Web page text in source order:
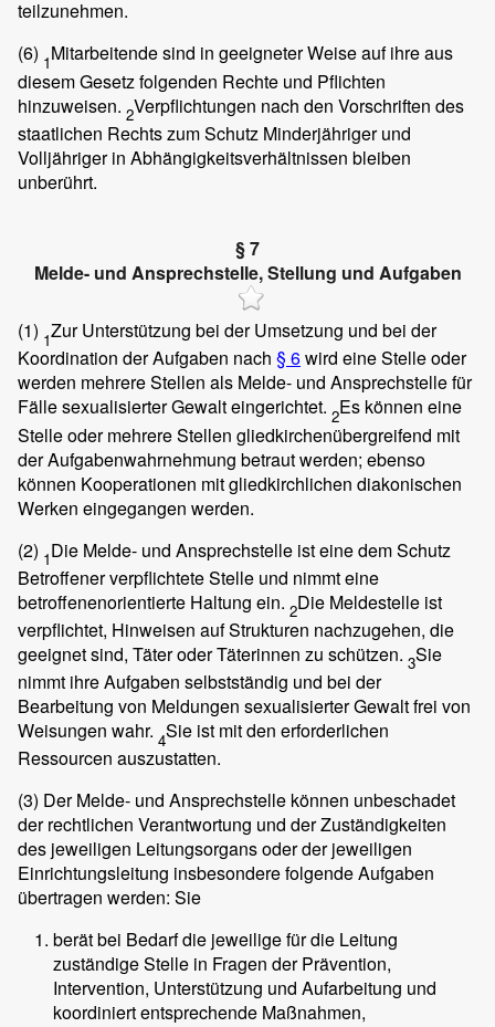
teilzunehmen.
(6) 1Mitarbeitende sind in geeigneter Weise auf ihre aus
diesem Gesetz folgenden Rechte und Pflichten
hinzuweisen. 2Verpflichtungen nach den Vorschriften des
staatlichen Rechts zum Schutz Minderjähriger und
Volljähriger in Abhängigkeitsverhältnissen bleiben
unberührt.
§ 7
Melde- und Ansprechstelle, Stellung und Aufgaben
(1) 1Zur Unterstützung bei der Umsetzung und bei der
Koordination der Aufgaben nach § 6wird eine Stelle oder
werden mehrere Stellen als Melde- und Ansprechstelle für
Fälle sexualisierter Gewalt eingerichtet. 2Es können eine
Stelle oder mehrere Stellen gliedkirchenübergreifend mit
der Aufgabenwahrnehmung betraut werden; ebenso
können Kooperationen mit gliedkirchlichen diakonischen
Werken eingegangen werden.
(2) 1Die Melde- und Ansprechstelle ist eine dem Schutz
Betroffener verpflichtete Stelle und nimmt eine
betroffenenorientierte Haltung ein. 2Die Meldestelle ist
verpflichtet, Hinweisen auf Strukturen nachzugehen, die
geeignet sind, Täter oder Täterinnen zu schützen. 3Sie
nimmt ihre Aufgaben selbstständig und bei der
Bearbeitung von Meldungen sexualisierter Gewalt frei von
Weisungen wahr. 4Sie ist mit den erforderlichen
Ressourcen auszustatten.
(3) Der Melde- und Ansprechstelle können unbeschadet
der rechtlichen Verantwortung und der Zuständigkeiten
des jeweiligen Leitungsorgans oder der jeweiligen
Einrichtungsleitung insbesondere folgende Aufgaben
übertragen werden: Sie
berät bei Bedarf die jeweilige für die Leitung
zuständige Stelle in Fragen der Prävention,
Intervention, Unterstützung und Aufarbeitung und
koordiniert entsprechende Maßnahmen,